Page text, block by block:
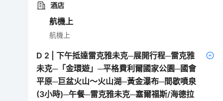
酒店
航機上
航機上
D 2 |下午抵達雷克雅未克─展開行程─雷克雅
未克─「金環遊」─平格費利爾國家公園─國會
平原─巨盆火山～火山湖─黃金瀑布─間歇噴泉
(3小時)─午餐─雷克雅未克─塞爾福斯/海德拉